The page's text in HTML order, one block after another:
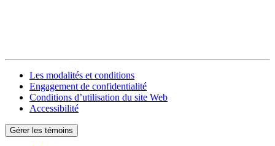
Les modalités et conditions
Engagement de confidentialité
Conditions d’utilisation du site Web
Accessibilité
Gérer les témoins